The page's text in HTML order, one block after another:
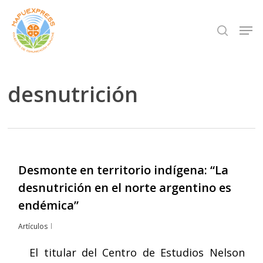
Skip
main
search
desnutrición
Desmonte en territorio indígena: “La
desnutrición en el norte argentino es
endémica”
Artículos
El titular del Centro de Estudios Nelson
Close